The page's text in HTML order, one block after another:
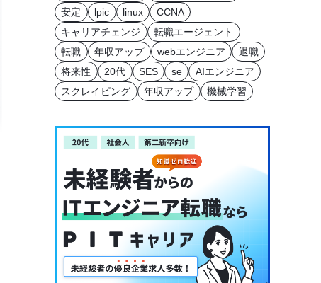
安定
lpic linux
CCNA
キャリアチェンジ
転職エージェント
転職
年収アップ webエンジニア
退職
将来性
20代 SES se
AIエンジニア
スクレイピング
年収アップ 機械学習